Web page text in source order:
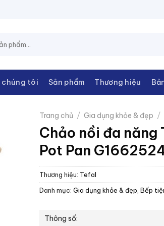
CHÂU
chúng tôi Sản phẩm Thương hiệu
Trang chủ / Gia dụng khỏe & đẹp /
Chảo nồi đa năng
Pot Pan
Thương hiệu: Tefal
Danh mục: Gia dụng khỏe & đẹp Bếp
Thông số: